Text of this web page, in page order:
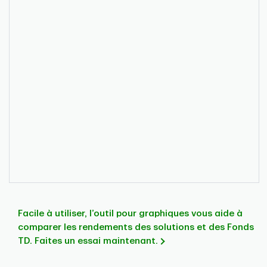
Facile à utiliser, l’outil pour graphiques vous aide à
comparer les rendements des solutions et des Fonds
TD. Faites un essai maintenant.